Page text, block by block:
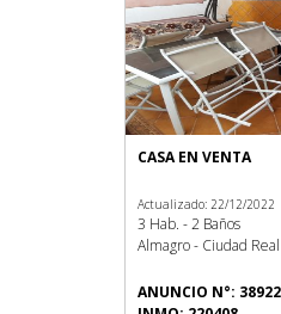
CASA EN VENTA
Actualizado: 22/12/2022
3 Hab. - 2 Baños
Almagro - Ciudad Real
ANUNCIO N°: 38922